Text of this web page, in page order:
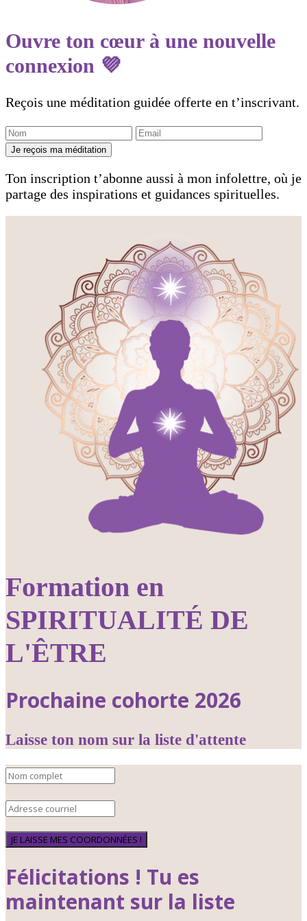
Ouvre ton cœur à une nouvelle
connexion 💜
Reçois une méditation guidée offerte en t’inscrivant.
Je reçois ma méditation
Ton inscription t’abonne aussi à mon infolettre, où je
partage des inspirations et guidances spirituelles.
Formation en
SPIRITUALITÉ DE
L'ÊTRE
Prochaine cohorte 2026
Laisse ton nom sur la liste d'attente
JE LAISSE MES COORDONNÉES !
Félicitations ! Tu es
maintenant sur la liste